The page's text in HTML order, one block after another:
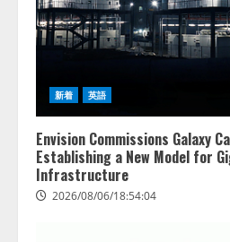
新着 英語
Envision Commissions Galaxy
Establishing a New Model for
Infrastructure
2026/08/06/18:54:04